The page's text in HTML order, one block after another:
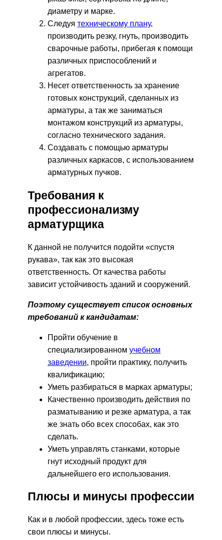
диаметру и марке.
Следуя техническому плану,
производить резку, гнуть, производить
сварочные работы, прибегая к помощи
различных приспособлений и
агрегатов.
Несет ответственность за хранение
готовых конструкций, сделанных из
арматуры, а так же заниматься
монтажом конструкций из арматуры,
согласно технического задания.
Создавать с помощью арматуры
различных каркасов, с использованием
арматурных пучков.
Требования к
профессионализму
арматурщика
К данной не получится подойти «спустя
рукава», так как это высокая
ответственность. От качества работы
зависит устойчивость зданий и сооружений.
Поэтому существует список основных
требований к кандидатам:
Пройти обучение в
специализированном учебном
заведении, пройти практику, получить
квалификацию;
Уметь разбираться в марках арматуры;
Качественно производить действия по
разматыванию и резке арматура, а так
же знать обо всех способах, как это
сделать.
Уметь управлять станками, которые
гнут исходный продукт для
дальнейшего его использования.
Плюсы и минусы профессии
Как и в любой профессии, здесь тоже есть
свои плюсы и минусы.